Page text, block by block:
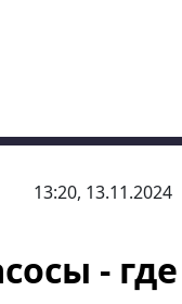
13:20, 13.11.2024
-